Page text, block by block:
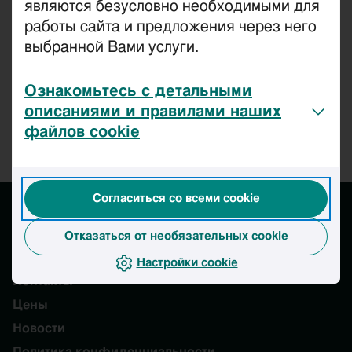
являются безусловно необходимыми для
работы сайта и предложения через него
выбранной Вами услуги.
Ознакомьтесь с детальными
описаниями и правилами наших
файлов cookie
Согласиться со всеми cookie
Отказаться от необязательных cookie
Настройки cookie
Цены
Условия
Контакты
Цены
Новости